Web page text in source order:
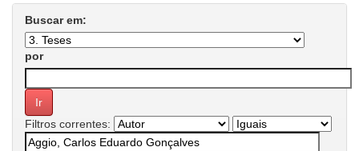
Buscar em:
por
Filtros correntes: